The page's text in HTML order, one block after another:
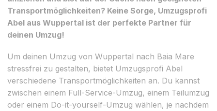
Transportmöglichkeiten? Keine Sorge, Umzugsprofi
Abel aus Wuppertal ist der perfekte Partner für
deinen Umzug!
Um deinen Umzug von Wuppertal nach Baia Mare
stressfrei zu gestalten, bietet Umzugsprofi Abel
verschiedene Transportmöglichkeiten an. Du kannst
zwischen einem Full-Service-Umzug, einem Teilumzug
oder einem Do-it-yourself-Umzug wählen, je nachdem